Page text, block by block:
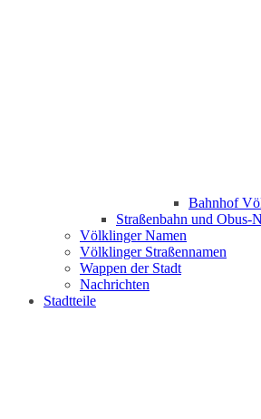
Bahnhof
Straßenbahn und Obus-
Völklinger Namen
Völklinger Straßennamen
Wappen der Stadt
Nachrichten
Stadtteile